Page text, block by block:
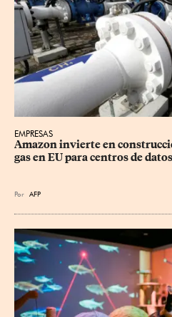
EMPRESAS
Amazon invierte en
gas en EU para centros de datos
Por AFP